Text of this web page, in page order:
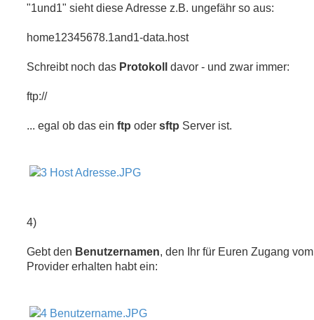
"1und1" sieht diese Adresse z.B. ungefähr so aus:
home12345678.1and1-data.host
Schreibt noch das Protokoll davor - und zwar immer:
ftp://
... egal ob das ein ftp oder sftp Server ist.
4)
Gebt den Benutzernamen, den Ihr für Euren Zugang vom
Provider erhalten habt ein: